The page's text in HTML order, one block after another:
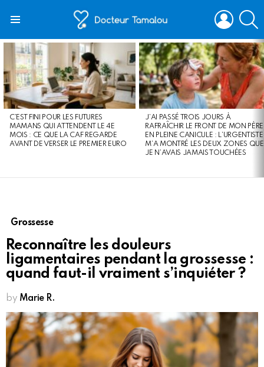
LOGIN
LATEST
STORIES
C’EST FINI POUR LES FUTURES
MAMANS QUI ATTENDENT LE 4E
MOIS : CE QUE LA CAF REGARDE
AVANT DE VERSER LE PREMIER EURO
J’AI PASSÉ TROIS JOURS À
RAFRAÎCHIR LE FRONT DE MON PÈRE
EN PLEINE CANICULE : L’URGENTISTE
M’A MONTRÉ LES DEUX ZONES QUE
JE N’AVAIS JAMAIS TOUCHÉES
Grossesse
Reconnaître les douleurs
ligamentaires pendant la grossesse :
quand faut-il vraiment s’inquiéter ?
by Marie R.